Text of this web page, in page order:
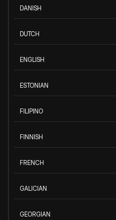
DANISH
DUTCH
ENGLISH
ESTONIAN
FILIPINO
FINNISH
FRENCH
GALICIAN
GEORGIAN